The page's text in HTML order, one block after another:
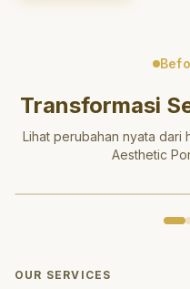
Transformasi
Lihat perubahan nyata dari
Aesthetic
OUR SERVICES